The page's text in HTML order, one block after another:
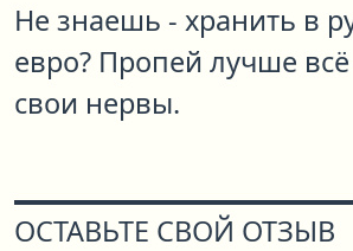
Не знаешь - хранить в
евро? Пропей лучше всё
свои нервы.
ОСТАВЬТЕ СВОЙ ОТЗЫВ